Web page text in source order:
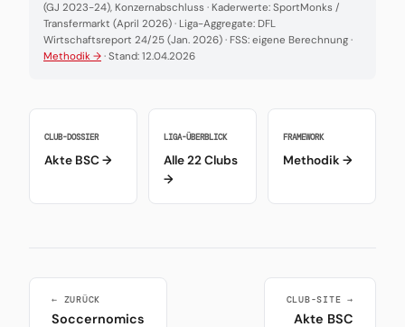
(GJ 2023-24), Konzernabschluss · Kaderwerte: SportMonks /
Transfermarkt (April 2026) · Liga-Aggregate: DFL
Wirtschaftsreport 24/25 (Jan. 2026) · FSS: eigene Berechnung ·
Methodik → · Stand: 12.04.2026
CLUB-DOSSIER
Akte BSC →
LIGA-ÜBERBLICK
Alle 22 Clubs
→
FRAMEWORK
Methodik →
← ZURÜCK
Soccernomics
CLUB-SITE →
Akte BSC